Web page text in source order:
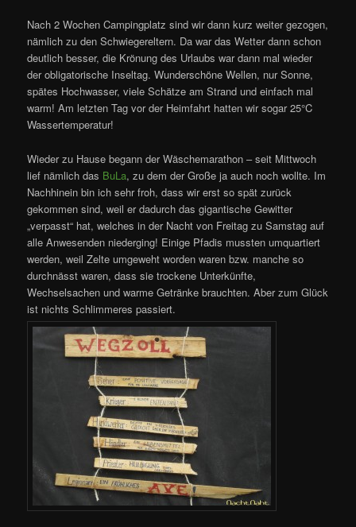
Nach 2 Wochen Campingplatz sind wir dann kurz weiter gezogen,
nämlich zu den Schwiegereltern. Da war das Wetter dann schon
deutlich besser, die Krönung des Urlaubs war dann mal wieder
der obligatorische Inseltag. Wunderschöne Wellen, nur Sonne,
spätes Hochwasser, viele Schätze am Strand und einfach mal
warm! Am letzten Tag vor der Heimfahrt hatten wir sogar 25°C
Wassertemperatur!
Wieder zu Hause begann der Wäschemarathon – seit Mittwoch
lief nämlich das BuLa, zu dem der Große ja auch noch wollte. Im
Nachhinein bin ich sehr froh, dass wir erst so spät zurück
gekommen sind, weil er dadurch das gigantische Gewitter
„verpasst“ hat, welches in der Nacht von Freitag zu Samstag auf
alle Anwesenden niederging! Einige Pfadis mussten umquartiert
werden, weil Zelte umgeweht worden waren bzw. manche so
durchnässt waren, dass sie trockene Unterkünfte,
Wechselsachen und warme Getränke brauchten. Aber zum Glück
ist nichts Schlimmeres passiert.